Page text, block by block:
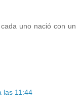
uno nació con un
las 11:44